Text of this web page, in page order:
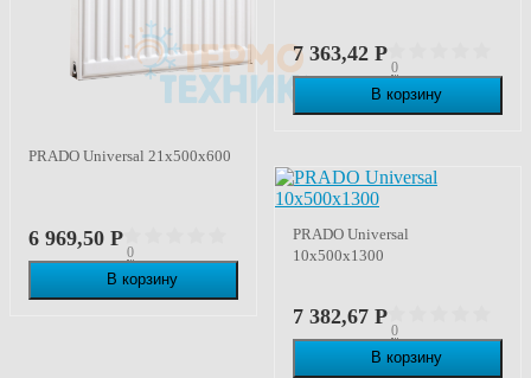
PRADO Universal 21х500х600
6 969,50 Р
0
В корзину
7 363,42 Р
0
В корзину
PRADO Universal
10х500х1300
7 382,67 Р
0
В корзину